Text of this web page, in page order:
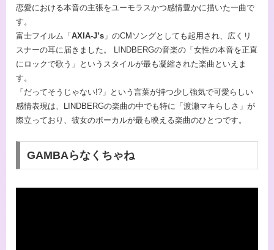
恋愛における本音の主張をユーモラスかつ感情豊かに描いた一曲で
す。
富士フイルム「 AXIA-J’s 」のCMソングとしても起用され、広くリ
スナーの耳に届きました。 LINDBERGの音楽の「女性の本音を正直
にロックで歌う」というスタイルが最も凝縮された楽曲といえま
す。
「だってそうじゃない!?」という言葉が持つ少し強気で可愛らしい
感情表現は、LINDBERGの楽曲の中でも特に「渡瀬マキらしさ」が
際立っており、彼女のボーカルが最も映える楽曲のひとつです。
GAMBAらなくちゃね